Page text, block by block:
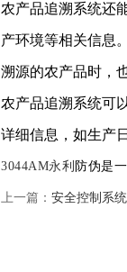
农产品追溯系统还
产环境等相关信息
溯源的农产品时，
农产品追溯系统可
详细信息，如生产
3044AM永利 防伪是
上一篇： 安全控制系